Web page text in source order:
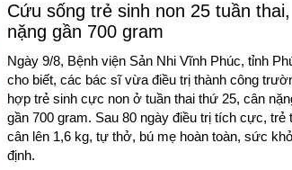
Cứu sống trẻ sinh non 25 tuần thai,
nặng gần 700 gram
Ngày 9/8, Bệnh viện Sản Nhi Vĩnh Phúc, tỉnh
cho biết, các bác sĩ vừa điều trị thành công
hợp trẻ sinh cực non ở tuần thai thứ 25, cân
gần 700 gram. Sau 80 ngày điều trị tích cực, trẻ
cân lên 1,6 kg, tự thở, bú mẹ hoàn toàn, sức
định.